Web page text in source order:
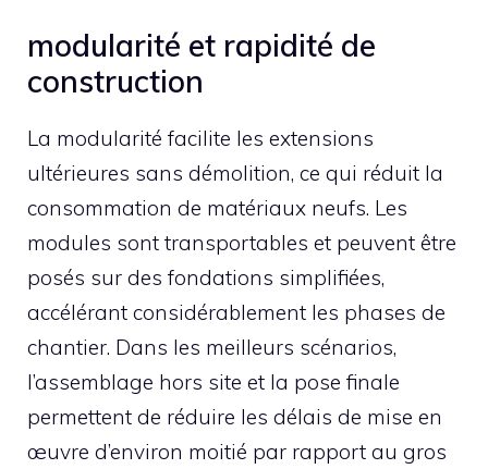
modularité et rapidité de
construction
La modularité facilite les extensions
ultérieures sans démolition, ce qui réduit la
consommation de matériaux neufs. Les
modules sont transportables et peuvent être
posés sur des fondations simplifiées,
accélérant considérablement les phases de
chantier. Dans les meilleurs scénarios,
l’assemblage hors site et la pose finale
permettent de réduire les délais de mise en
œuvre d’environ moitié par rapport au gros